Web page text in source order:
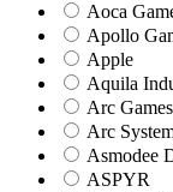
Aoca
Apollo
Apple
Aquila
Arc Games
Arc
Asmodee
ASPYR